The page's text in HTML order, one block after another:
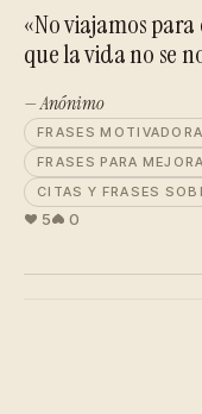
«No viajamos
que la vida no se
— Anónimo
FRASES
FRASES PARA
CITAS Y FRASES
5 0